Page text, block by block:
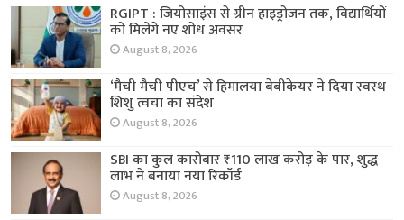
RGIPT : जियोसाइंस से ग्रीन हाइड्रोजन तक, विद्यार्थियों
को मिलेंगे नए शोध अवसर
August 8, 2026
‘मैची मैची पीएच’ से हिमालया बेबीकेयर ने दिया स्वस्थ
शिशु त्वचा का संदेश
August 8, 2026
SBI का कुल कारोबार ₹110 लाख करोड़ के पार, शुद्ध
लाभ ने बनाया नया रिकॉर्ड
August 8, 2026